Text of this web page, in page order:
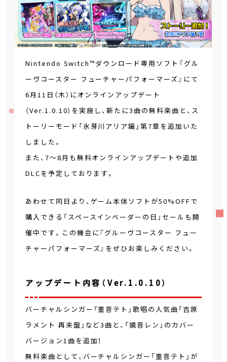
Nintendo Switch™ダウンロード専用ソフト『グル
ーヴコースター フューチャーパフォーマーズ』にて
6月11日（木）にオンラインアップデート
（Ver.1.0.10）を実施し、新たに3曲の無料楽曲と、ス
トーリーモード「氷芽川アリア編」第7章を追加いた
しました。
また、7～8月も無料オンラインアップデートや追加
DLCを予定しております。
あわせて同日より、ゲーム本体ソフトが50%OFFで
購入できる「スペースインベーダーの日」セールも開
催中です。この機会に『グルーヴコースター フュー
チャーパフォーマーズ』をぜひお楽しみください。
アップデート内容（Ver.1.0.10）
バーチャルシンガー「重音テト」歌唱の人気曲「吉原
ラメント 再来盤」など3曲と、「鏡音レン」のカバー
バージョン1曲を追加！
無料楽曲として、バーチャルシンガー「重音テト」が